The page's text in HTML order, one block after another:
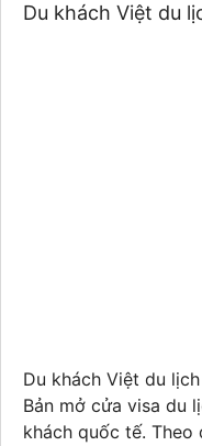
Du khách Việt du
Du khách Việt du
Bản mở cửa visa du
khách quốc tế.